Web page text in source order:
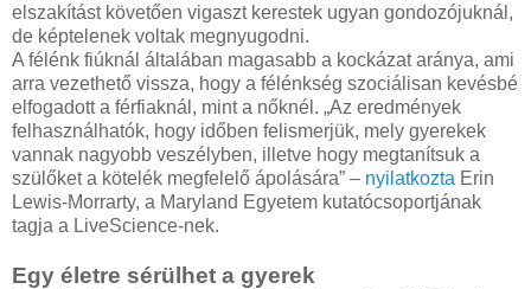
elszakítást követően vigaszt kerestek ugyan gondozójuknál,
de képtelenek voltak megnyugodni.
A félénk fiúknál általában magasabb a kockázat aránya, ami
arra vezethető vissza, hogy a félénkség szociálisan kevésbé
elfogadott a férfiaknál, mint a nőknél. „Az eredmények
felhasználhatók, hogy időben felismerjük, mely gyerekek
vannak nagyobb veszélyben, illetve hogy megtanítsuk a
szülőket a kötelék megfelelő ápolására” – nyilatkozta Erin
Lewis-Morrarty, a Maryland Egyetem kutatócsoportjának
tagja a LiveScience-nek.
Egy életre sérülhet a gyerek